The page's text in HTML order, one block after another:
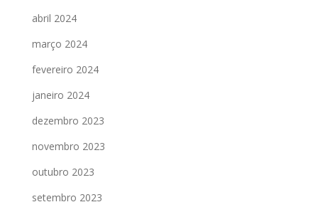
abril 2024
março 2024
fevereiro 2024
janeiro 2024
dezembro 2023
novembro 2023
outubro 2023
setembro 2023